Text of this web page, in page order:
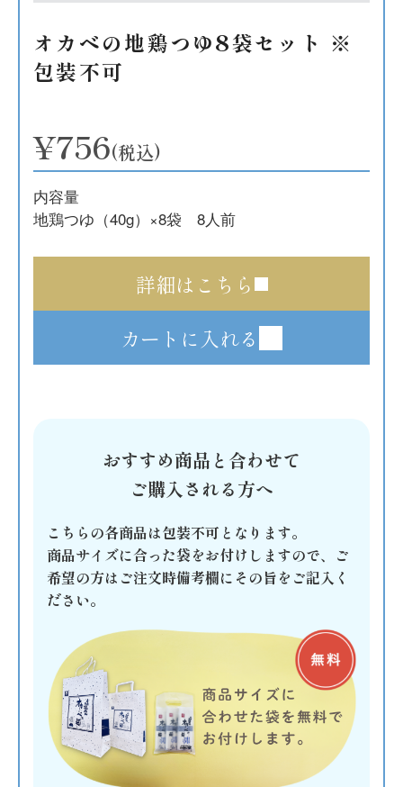
オカベの地鶏つゆ8袋セット ※
包装不可
内容量
地鶏つゆ（40g）×8袋 8人前
¥756(税込)
詳細はこちら
カートに入れる
おすすめ商品と合わせて
ご購入される方へ
こちらの各商品は包装不可となります。
商品サイズに合った袋をお付けしますので、ご
希望の方はご注文時備考欄にその旨をご記入く
ださい。